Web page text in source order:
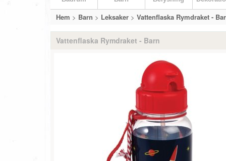
Hem > Barn > Leksaker> Vattenflaska Rymdraket -
Vattenflaska Rymdraket - Barn